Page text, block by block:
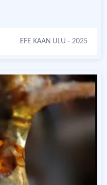
EFE KAAN ULU - 2025